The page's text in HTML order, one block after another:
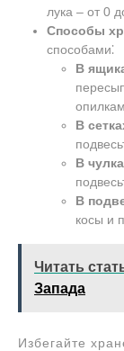
лука – от 0
Способы
способами⁚
В
В
В
В
косы и
Читать
Запада
Избегайте